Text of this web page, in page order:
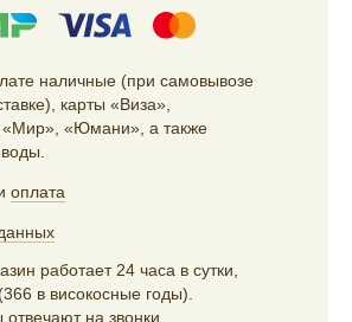
наличные (при самовывозе
карты «Виза»,
«Мир», «Юмани», а также
оплата
работает 24 часа в сутки,
в високосные годы).
на звонки